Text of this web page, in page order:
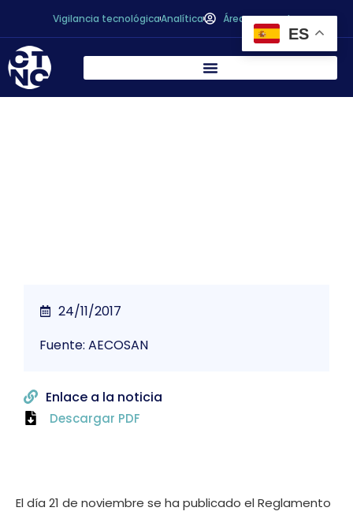
Vigilancia tecnológicaAnalítica Área personal
El día 21 de noviembre se ha publicado el Reglamento
24/11/2017
Fuente: AECOSAN
Enlace a la noticia
Descargar PDF
ES